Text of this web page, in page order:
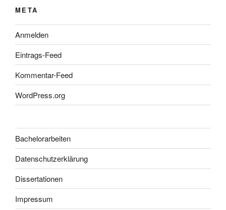
META
Anmelden
Eintrags-Feed
Kommentar-Feed
WordPress.org
Bachelorarbeiten
Datenschutzerklärung
Dissertationen
Impressum